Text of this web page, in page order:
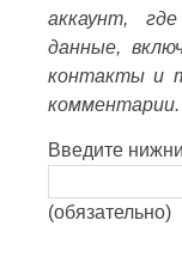
аккаунт,
данные,
контакты и
комментарии.
Введите
(обязательно)